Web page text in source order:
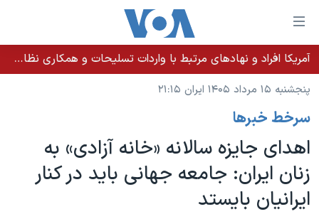
لینکهای
قابل
دسترسی
جهش
محتوای
اصلی
جهش
به
صفحه
خانه
نسخه سبک وب‌سایت
موضوع ها
ایران
آمریکا
جهان
برنامه های تلویزیونی
جدول برنامه ها
صفحه‌های ویژه
آمریکا افراد و نهادهای مرتبط با واردات تسلیحات و همکاری نظامی کوبا را تحریم کرد
پنجشنبه ۱۵ مرداد ۱۴۰۵ ایران ۲۱:۱۵
سرخط خبرها
اهدای جایزه سالانه «خانه آزادی» به
زنان ایران: جامعه جهانی باید در کنار
ایرانیان بایستد